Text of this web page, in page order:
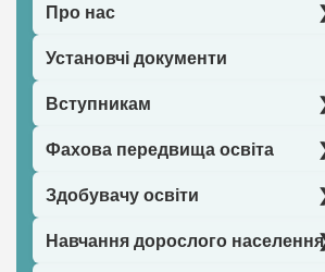
Про нас
Установчі документи
Вступникам
Фахова передвища освіта
Здобувачу освіти
Навчання дорослого населення